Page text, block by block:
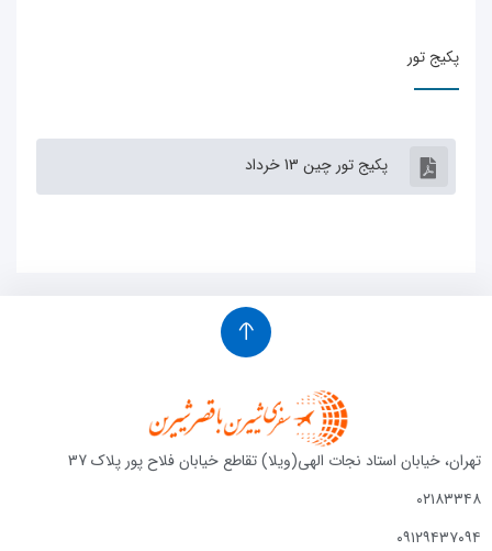
پکیج تور چین 13 خرداد
استاد نجات الهی(ویلا) تقاطع خیابان فلاح پور پلاک 37